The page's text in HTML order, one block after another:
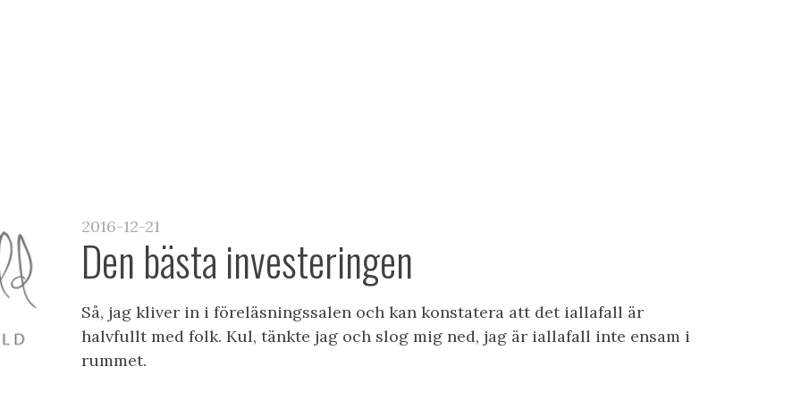
2016-12-21
Den bästa investeringen
Så, jag kliver in i föreläsningssalen och kan konstatera att det iallafall är
halvfullt med folk. Kul, tänkte jag och slog mig ned, jag är iallafall inte ensam i
rummet.